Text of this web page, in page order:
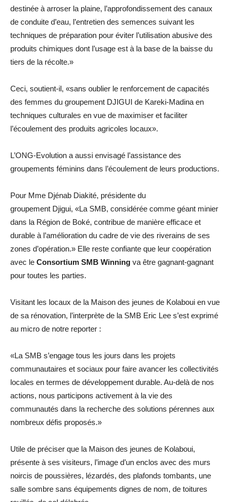
destinée à arroser la plaine, l’approfondissement des canaux
de conduite d’eau, l’entretien des semences suivant les
techniques de préparation pour éviter l’utilisation abusive des
produits chimiques dont l’usage est à la base de la baisse du
tiers de la récolte.»
Ceci, soutient-il, «sans oublier le renforcement de capacités
des femmes du groupement DJIGUI de Kareki-Madina en
techniques culturales en vue de maximiser et faciliter
l’écoulement des produits agricoles locaux».
L’ONG-Evolution a aussi envisagé l’assistance des
groupements féminins dans l’écoulement de leurs productions.
Pour Mme Djénab Diakité, présidente du
groupement Djigui, «La SMB, considérée comme géant minier
dans la Région de Boké, contribue de manière efficace et
durable à l’amélioration du cadre de vie des riverains de ses
zones d’opération.» Elle reste confiante que leur coopération
avec le Consortium SMB Winning va être gagnant-gagnant
pour toutes les parties.
Visitant les locaux de la Maison des jeunes de Kolaboui en vue
de sa rénovation, l’interprète de la SMB Eric Lee s’est exprimé
au micro de notre reporter :
«La SMB s’engage tous les jours dans les projets
communautaires et sociaux pour faire avancer les collectivités
locales en termes de développement durable. Au-delà de nos
actions, nous participons activement à la vie des
communautés dans la recherche des solutions pérennes aux
nombreux défis proposés.»
Utile de préciser que la Maison des jeunes de Kolaboui,
présente à ses visiteurs, l’image d’un enclos avec des murs
noircis de poussières, lézardés, des plafonds tombants, une
salle sombre sans équipements dignes de nom, de toitures